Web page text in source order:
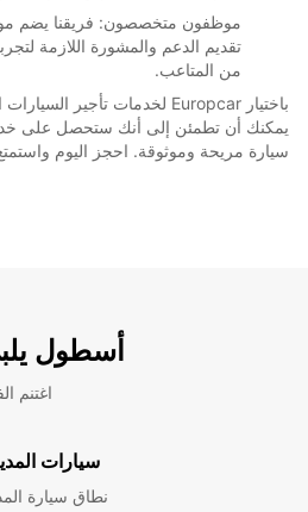
موظفون متخصصون: فريقنا يضم
تقديم الدعم والمشورة اللازمة
من المتاعب.
يمكنك أن تطمئن إلى أنك ستحصل على
سيارة مريحة وموثوقة. احجز اليوم
أسطول
اغتنم
سيارات
نطاق سيارة